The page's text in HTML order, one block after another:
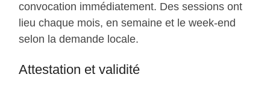
convocation immédiatement. Des sessions ont
lieu chaque mois, en semaine et le week-end
selon la demande locale.
Attestation et validité